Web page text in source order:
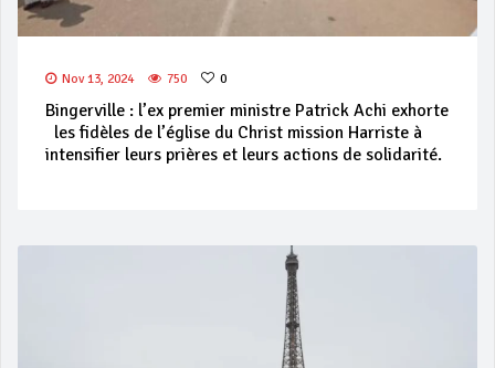
Nov 13, 2024 750 0
Bingerville : l’ex premier ministre Patrick Achi exhorte
les fidèles de l’église du Christ mission Harriste à
intensifier leurs prières et leurs actions de solidarité.